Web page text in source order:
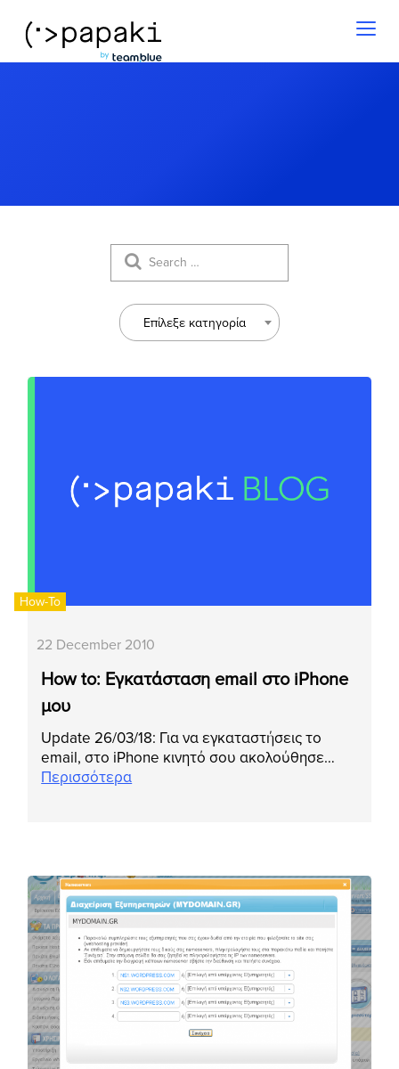
Επίλεξε κατηγορία
How-To
22 December 2010
How to: Εγκατάσταση email στο iPhone
μου
Update 26/03/18: Για να εγκαταστήσεις το
email, στο iPhone κινητό σου ακολούθησε…
Περισσότερα